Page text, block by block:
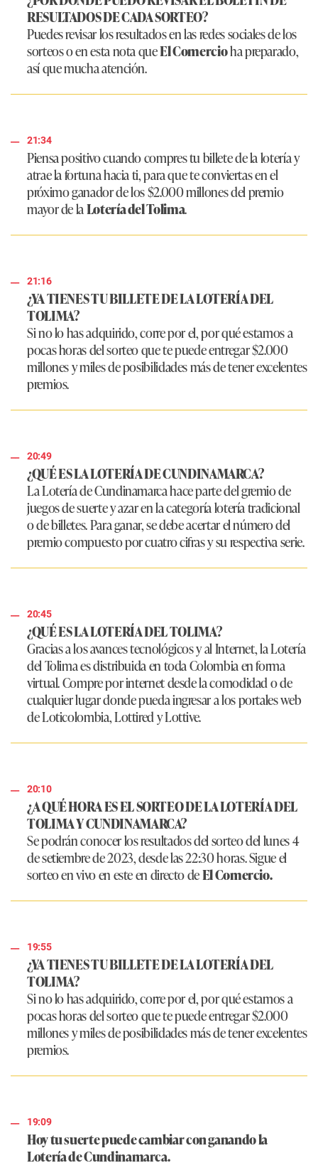
RESULTADOS DE CADA SORTEO?
Puedes revisar los resultados en las redes sociales de los
sorteos o en esta nota queEl Comercioha preparado,
así que mucha atención.
21:34
Piensa positivo cuando compres tu billete de la lotería y
atrae la fortuna hacia ti, para que te conviertas en el
próximo ganador de los $2.000 millones del premio
mayor de laLotería del Tolima.
21:16
¿YA TIENES TU BILLETE DE LA LOTERÍA DEL
TOLIMA?
Si no lo has adquirido, corre por el, por qué estamos a
pocas horas del sorteo que te puede entregar $2.000
millones y miles de posibilidades más de tener excelentes
premios.
20:49
¿QUÉ ES LA LOTERÍA DE CUNDINAMARCA?
La Lotería de Cundinamarca hace parte del gremio de
juegos de suerte y azar en la categoría lotería tradicional
o de billetes. Para ganar, se debe acertar el número del
premio compuesto por cuatro cifras y su respectiva serie.
20:45
¿QUÉ ES LA LOTERÍA DEL TOLIMA?
Gracias a los avances tecnológicos y al Internet, la Lotería
del Tolima es distribuida en toda Colombia en forma
virtual. Compre por internet desde la comodidad o de
cualquier lugar donde pueda ingresar a los portales web
de Loticolombia, Lottired y Lottive.
20:10
¿A QUÉ HORA ES EL SORTEO DE LA LOTERÍA DEL
TOLIMA Y CUNDINAMARCA?
Se podrán conocer los resultados del sorteo del lunes 4
de setiembre de 2023, desde las 22:30 horas. Sigue el
sorteo en vivo en este en directo deEl Comercio.
19:55
¿YA TIENES TU BILLETE DE LA LOTERÍA DEL
TOLIMA?
Si no lo has adquirido, corre por el, por qué estamos a
pocas horas del sorteo que te puede entregar $2.000
millones y miles de posibilidades más de tener excelentes
premios.
19:09
Hoy tu suerte puede cambiar con ganando la
Lotería de Cundinamarca.